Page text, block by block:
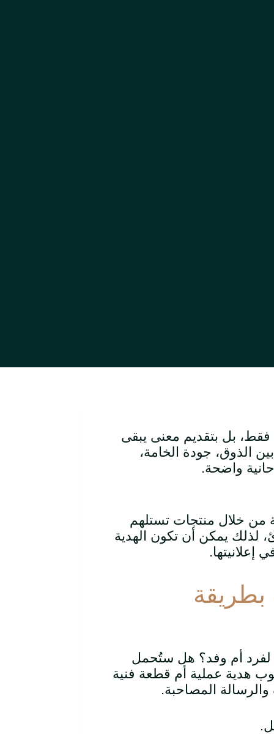
فقط، بل بتقديم معنى يبقى
الذوق، جودة الخامة،
واضحة.
من خلال منتجات تستلهم
لذلك يمكن أن تكون الهدية
إعلانيتها.
بطريقة
لفرد أم وفد؟ هل ستُحمل
هدية عملية أم قطعة فنية
المصاحبة.